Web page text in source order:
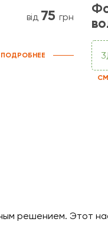
від 75 грн
решением. Этот